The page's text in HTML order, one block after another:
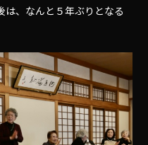
は、なんと５年ぶりとなる